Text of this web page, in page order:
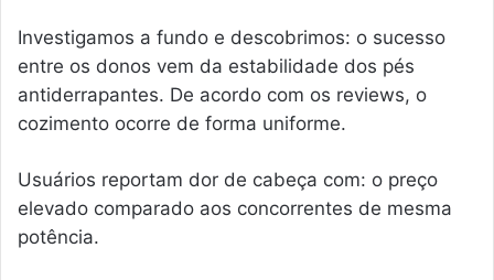
Investigamos a fundo e descobrimos: o sucesso
entre os donos vem da estabilidade dos pés
antiderrapantes. De acordo com os reviews, o
cozimento ocorre de forma uniforme.
Usuários reportam dor de cabeça com: o preço
elevado comparado aos concorrentes de mesma
potência.